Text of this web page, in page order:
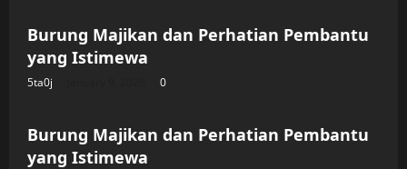
Burung Majikan dan Perhatian Pembantu
yang Istimewa
5ta0j 0
Uncategorized
Burung Majikan dan Perhatian Pembantu
yang Istimewa